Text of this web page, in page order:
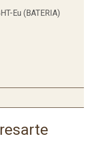
Eu (BATERIA)